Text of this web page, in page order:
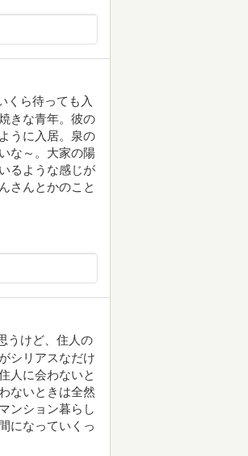
くら待っても入
きな青年。彼の
うに入居。泉の
な～。大家の陽
るような感じが
さんとかのこと
うけど、住人の
シリアスなだけ
人に会わないと
ないときは全然
ンション暮らし
になっていくっ